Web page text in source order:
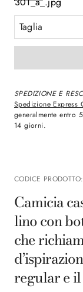
Taglia
SPEDIZIONE E
Spedizione Express
generalmente entro
14 giorni.
CODICE PRODOTTO:
Camicia
lino con
che
regular e